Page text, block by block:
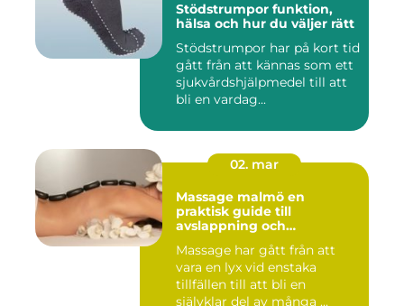
Stödstrumpor funktion,
hälsa och hur du väljer rätt
Stödstrumpor har på kort tid
gått från att kännas som ett
sjukvårdshjälpmedel till att
bli en vardag...
02. mar
Massage malmö en
praktisk guide till
avslappning och
Massage har gått från att
vara en lyx vid enstaka
tillfällen till att bli en
självklar del av många ...